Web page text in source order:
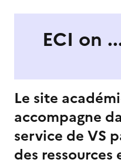
ECI on
Le site
accompagne
service de VS
des ressources